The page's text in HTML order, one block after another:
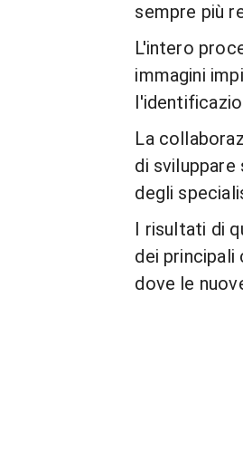
sempre più
L'intero
immagini
La
di
degli
I risultati di
dei principali
dove le